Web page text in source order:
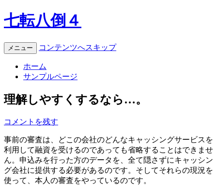
七転八倒４
メニュー コンテンツへスキップ
ホーム
サンプルページ
理解しやすくするなら…。
コメントを残す
事前の審査は、どこの会社のどんなキャッシングサービスを
利用して融資を受けるのであっても省略することはできませ
ん。申込みを行った方のデータを、全て隠さずにキャッシン
グ会社に提供する必要があるのです。そしてそれらの現況を
使って、本人の審査をやっているのです。